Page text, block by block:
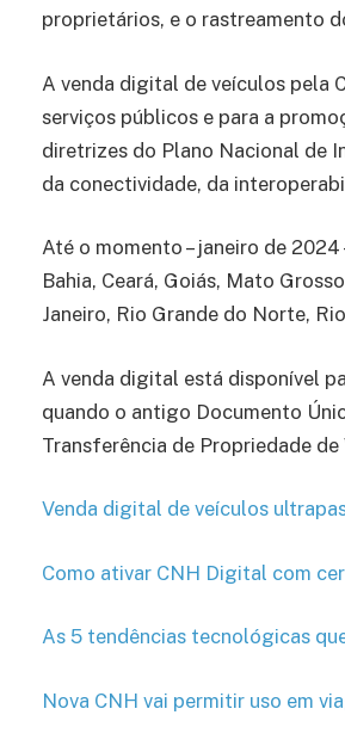
proprietários, e o rastreamento
A venda digital de veículos pela
serviços públicos e para a
diretrizes do Plano Nacional de
da conectividade, da
Até o momento – janeiro de
Bahia, Ceará, Goiás, Mato
Janeiro, Rio Grande do Norte,
A venda digital está disponível
quando o antigo Documento
Transferência de Propriedade de
Venda digital de veículos
Como ativar CNH Digital com
As 5 tendências tecnológicas
Nova CNH vai permitir uso em